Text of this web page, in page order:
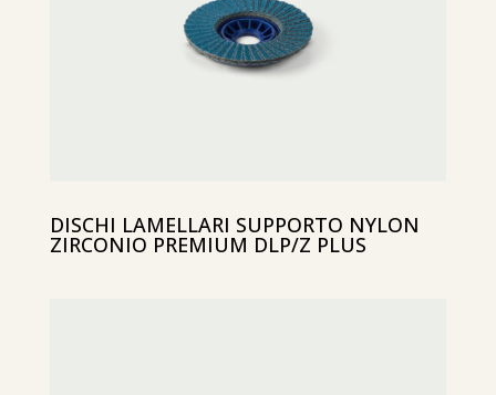
DISCHI LAMELLARI SUPPORTO NYLON
ZIRCONIO PREMIUM DLP/Z PLUS